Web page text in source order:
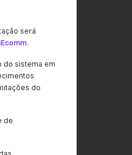
será
.
do sistema em
do
de